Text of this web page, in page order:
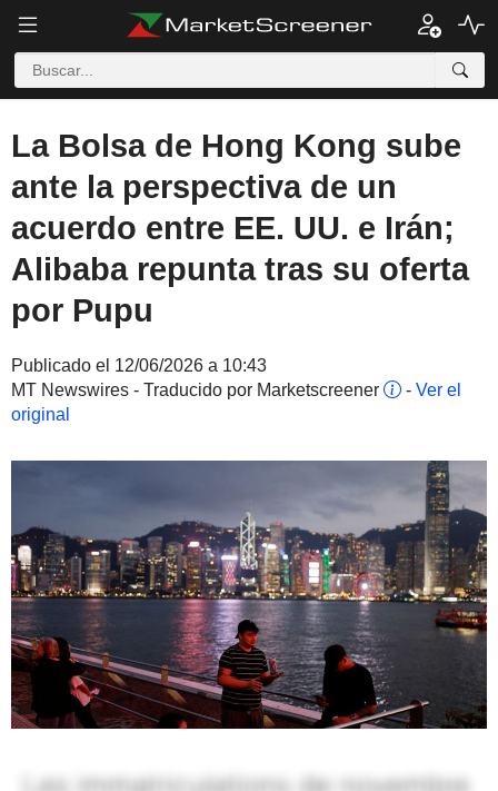
La Bolsa de Hong Kong sube
ante la perspectiva de un
acuerdo entre EE. UU. e Irán;
Alibaba repunta tras su oferta
por Pupu
Publicado el 12/06/2026 a 10:43
MT Newswires - Traducido por Marketscreener
- Ver el
original